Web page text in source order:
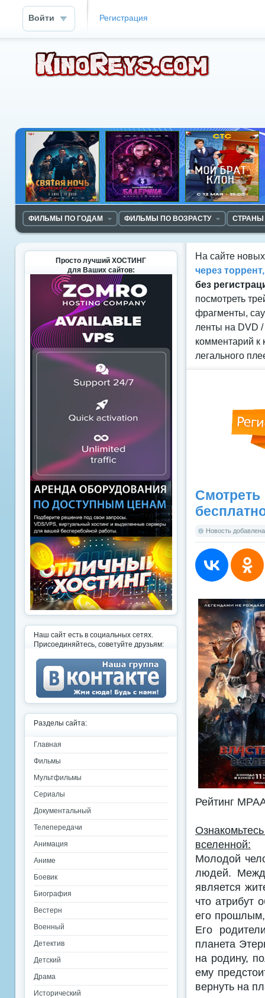
Войти Регистрация
ФИЛЬМЫ ПО ГОДАМ ФИЛЬМЫ ПО ВОЗРАСТУ
На сайте
через
без
посмотреть
фрагменты,
ленты на DVD
комментарий к
легального
Новость
Рейтинг
вселенной:
Молодой
людей.
является
что атрибут
его прошлым,
Его
планета
на родину,
ему
вернуть на
Просто лучший ХОСТИНГ
для Ваших сайтов:
Наш сайт есть в социальных сетях.
Присоединяйтесь, советуйте друзьям:
Разделы сайта:
Главная
Фильмы
Мультфильмы
Сериалы
Документальный
Телепередачи
Анимация
Аниме
Боевик
Биография
Вестерн
Военный
Детектив
Детский
Драма
Исторический